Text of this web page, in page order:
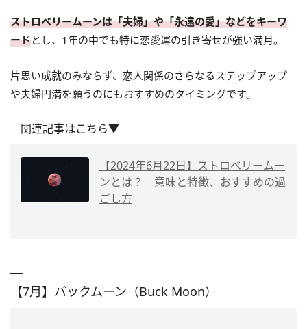
ストロベリームーンは「夫婦」や「永遠の愛」などをキーワ
ードとし、1年の中でも特に恋愛運の引き寄せが強い満月。
片思い成就のみならず、恋人関係のさらなるステップアップ
や夫婦円満を願うのにもおすすめのタイミングです。
関連記事はこちら▼
【2024年6月22日】ストロベリームー
ンとは？ 意味と特徴、おすすめの過
ごし方
【7月】バックムーン（Buck Moon）